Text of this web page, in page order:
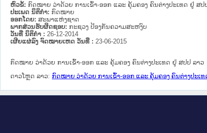
ຫົວຂໍ້: ກົດໝາຍ ວ່າດ້ວຍ ການເຂົ້າ-ອອກ ແລະ ຄຸ້ມຄອງ ຄົນຕ່າງປະເທດ ຢູ່ ສປ
ປະເພດ ນິຕິກໍາ: ກົດໝາຍ
ອອກໂດຍ: ສະພາແຫ່ງຊາດ
ພາກສ່ວນຮັບຜິດຊອບ: ກະຊວງ ປ້ອງກັນຄວາມສະຫງົບ
ວັນທີ່ ນິຕິກໍາ : 26-12-2014
ເຜີຍແຜ່ລົງ ຈົດໝາຍເຫດ ວັນທີ່ : 23-06-2015
ກົດໝາຍ ວ່າດ້ວຍ ການເຂົ້າ-ອອກ ແລະ ຄຸ້ມຄອງ ຄົນຕ່າງປະເທດ ຢູ່ ສປປ ລາວ
ດາວໂຫຼດ ລາວ: ກົດໝາຍ ວ່າດ້ວຍ ການເຂົ້າ-ອອກ ແລະ ຄຸ້ມຄອງ ຄົນຕ່າງປະເທ